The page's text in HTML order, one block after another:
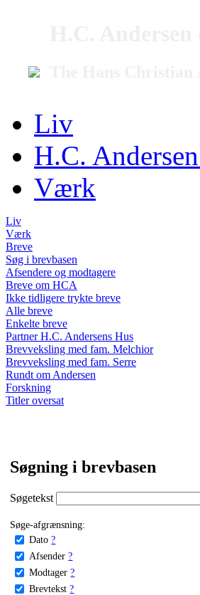
Liv
H.C.
Værk
Liv
Værk
Breve
Søg i brevbasen
Afsendere og modtagere
Breve om HCA
Ikke tidligere trykte breve
Alle breve
Enkelte breve
Partner H.C. Andersens Hus
Brevveksling med fam. Melchior
Brevveksling med fam. Serre
Rundt om Andersen
Forskning
Titler oversat
Søgning i brevbasen
Søgetekst
Søge-afgrænsning:
Dato ?
Afsender ?
Modtager ?
Brevtekst ?